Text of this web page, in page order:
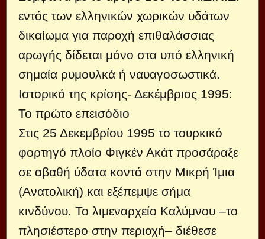
εντός των ελληνικών χωρικών υδάτων
δικαίωμα για παροχή επιθαλάσσιας
αρωγής δίδεται μόνο στα υπό ελληνική
σημαία ρυμουλκά ή ναυαγοσωστικά.
Ιστορικό της κρίσης- Δεκέμβριος 1995:
Το πρώτο επεισόδιο
Στις 25 Δεκεμβρίου 1995 το τουρκικό
φορτηγό πλοίο Φιγκέν Ακάτ προσάραξε
σε αβαθή ύδατα κοντά στην Μικρή Ίμια
(Ανατολική) και εξέπεμψε σήμα
κινδύνου. Το λιμεναρχείο Καλύμνου –το
πλησιέστερο στην περιοχή– διέθεσε